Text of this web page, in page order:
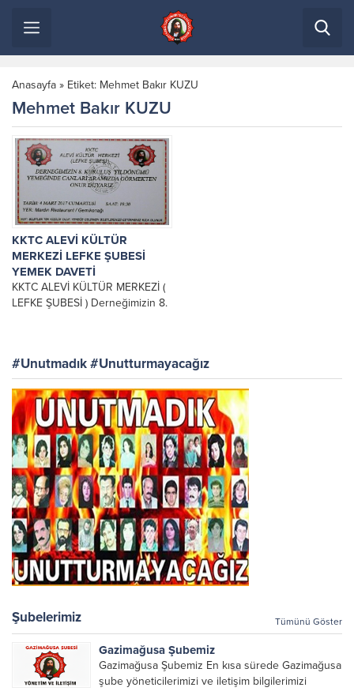
Anasayfa » Etiket: Mehmet Bakır KUZU
Mehmet Bakır KUZU
KKTC ALEVİ KÜLTÜR
MERKEZİ LEFKE ŞUBESİ
YEMEK DAVETİ
KKTC ALEVİ KÜLTÜR MERKEZİ (
LEFKE ŞUBESİ ) Derneğimizin 8.
#Unutmadık #Unutturmayacağız
Şubelerimiz Tümünü Göster
Gazimağusa Şubemiz
Gazimağusa Şubemiz En kısa sürede Gazimağusa
şube yöneticilerimizi ve iletişim bilgilerimizi